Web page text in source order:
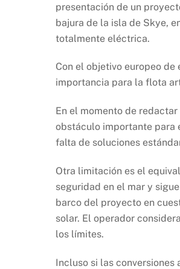
presentación de un
bajura de la isla de Skye,
totalmente eléctrica.
Con el objetivo europeo
importancia para la flota
En el momento de
obstáculo importante para
falta de soluciones
Otra limitación es el
seguridad en el mar y
barco del proyecto en
solar. El operador
los límites.
Incluso si las